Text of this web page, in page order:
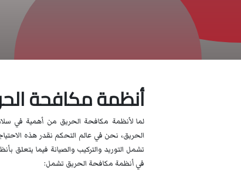
أنظمة مكافحة
لما لأنظمة مكافحة الحريق من أهمية في
الحريق، نحن في عالم التحكم نقدر هذه
تشمل التوريد والتركيب والصيانة فيما يتعلق
في أنظمة مكافحة الحريق تشمل: